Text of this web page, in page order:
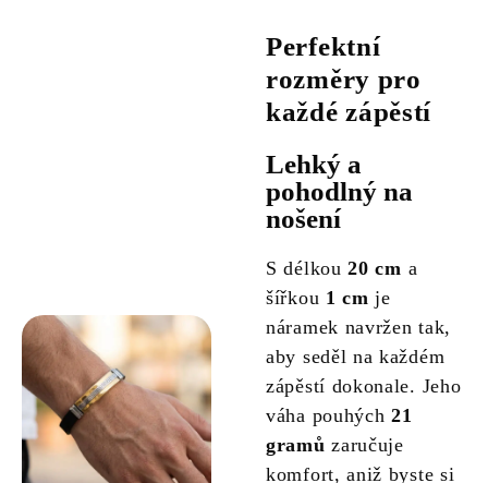
Perfektní
rozměry pro
každé zápěstí
Lehký a
pohodlný na
nošení
S délkou20 cm a
šířkou 1 cm je
náramek navržen tak,
aby seděl na každém
zápěstí dokonale. Jeho
váha pouhých21
gramů zaručuje
komfort, aniž byste si